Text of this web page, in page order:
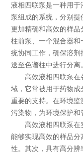
液相四联泵是一种用
泵组成的系统，分别
更加精确和高效的样
柱前泵、一个混合器
统协同工作，确保溶
送至色谱柱中进行分离
高效液相四联泵在
域，它常被用于药物
重要的支持。在环境
污染物，为环境保护和
高效液相四联泵在
能够实现高效的样品
性。其次，具有高分